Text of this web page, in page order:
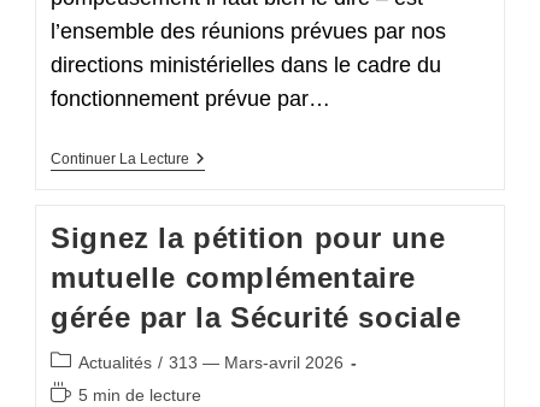
l’ensemble des réunions prévues par nos
directions ministérielles dans le cadre du
fonctionnement prévue par…
Continuer La Lecture Agendas
Sans
Illusions,
Mais
Tout
De
Même…
Porter
Avec
Force
Signez la pétition pour une
mutuelle complémentaire
gérée par la Sécurité sociale
Post
category:
Actualités / 313 — Mars-avril 2026
Temps5 min de lecture